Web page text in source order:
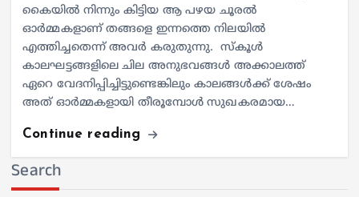
കൈയില്‍ നിന്നും കിട്ടിയ ആ പഴയ ചൂരല്‍
ഓർമ്മകളാണ് തങ്ങളെ ഇന്നത്തെ നിലയില്‍
എത്തിച്ചതെന്ന് അവര്‍ കരുതുന്നു. സ്കൂള്‍
കാലഘട്ടങ്ങളിലെ ചില അനുഭവങ്ങള്‍ അക്കാലത്ത്
ഏറെ വേദനിപ്പിച്ചിട്ടുണ്ടെങ്കിലും കാലങ്ങള്‍ക്ക് ശേഷം
അത് ഓർമ്മകളായി തീരൂമ്പോള്‍ സുഖകരമായ…
Continue reading
Search